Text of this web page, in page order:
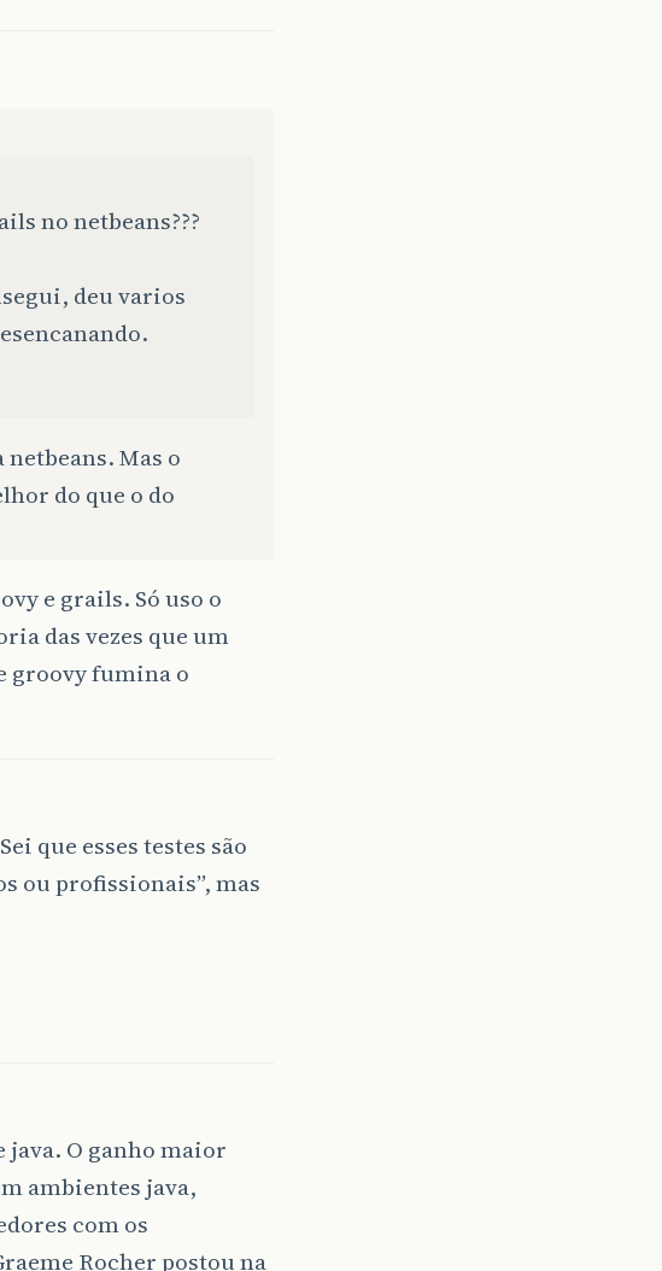
no netbeans???
deu varios
Mas o
do que o do
e grails. Só uso o
das vezes que um
groovy fumina o
que esses testes são
ou profissionais”, mas
O ganho maior
ambientes java,
com os
Rocher postou na